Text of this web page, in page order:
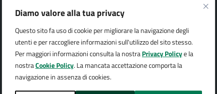
Diamo valore alla tua privacy
Questo sito fa uso di cookie per migliorare la navigazione degli
utenti e per raccogliere informazioni sull'utilizzo del sito stesso.
Per maggiori informazioni consulta la nostraPrivacy Policye la
nostraCookie Policy. La mancata accettazione comporta la
navigazione in assenza di cookies.
Città di Arona
AMMINISTRAZIONE